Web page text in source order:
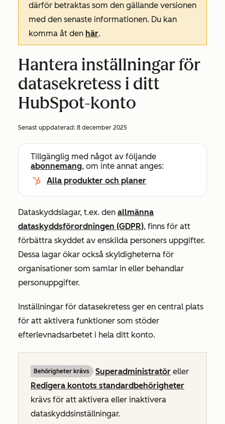
därför betraktas som den gällande versionen
med den senaste informationen. Du kan
komma åt den här.
Hantera inställningar för
datasekretess i ditt
HubSpot-konto
Senast uppdaterad: 8 december 2025
Tillgänglig med något av följande
abonnemang, om inte annat anges:
Alla produkter och planer
Dataskyddslagar, t.ex. den allmänna
dataskyddsförordningen (GDPR), finns för att
förbättra skyddet av enskilda personers uppgifter.
Dessa lagar ökar också skyldigheterna för
organisationer som samlar in eller behandlar
personuppgifter.
Inställningar för datasekretess ger en central plats
för att aktivera funktioner som stöder
efterlevnadsarbetet i hela ditt konto.
Behörigheter krävs Superadministratör eller
Redigera kontots standardbehörigheter
krävs för att aktivera eller inaktivera
dataskyddsinställningar.